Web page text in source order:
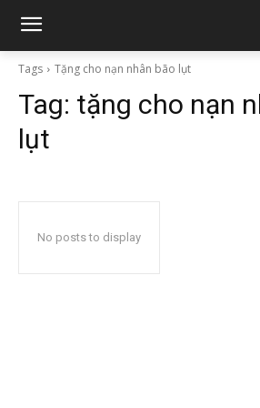
Tags Tặng cho nạn nhân bão lụt
Tag: tặng cho nạn
lụt
No posts to display